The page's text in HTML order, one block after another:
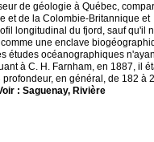
de géologie à Québec,
et de la Colombie-Britannique et
longitudinal du fjord, sauf qu'il
une enclave
études océanographiques
à C. H. Farnham, en 1887, il
en général, de 182 à
: Saguenay, Rivière